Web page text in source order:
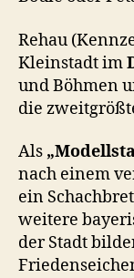
Rehau
Kleinstadt im
und Böhmen
die
Als
nach einem
ein
weitere
der Stadt